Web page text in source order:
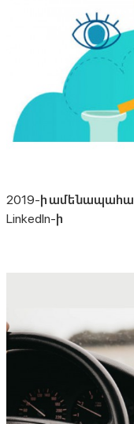
2019-ի
LinkedIn-ի